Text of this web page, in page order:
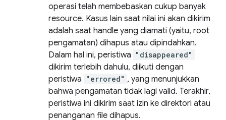
operasi telah membebaskan cukup banyak
resource. Kasus lain saat nilai ini akan dikirim
adalah saat handle yang diamati (yaitu, root
pengamatan) dihapus atau dipindahkan.
Dalam hal ini, peristiwa "disappeared"
dikirim terlebih dahulu, diikuti dengan
peristiwa "errored" , yang menunjukkan
bahwa pengamatan tidak lagi valid. Terakhir,
peristiwa ini dikirim saat izin ke direktori atau
penanganan file dihapus.